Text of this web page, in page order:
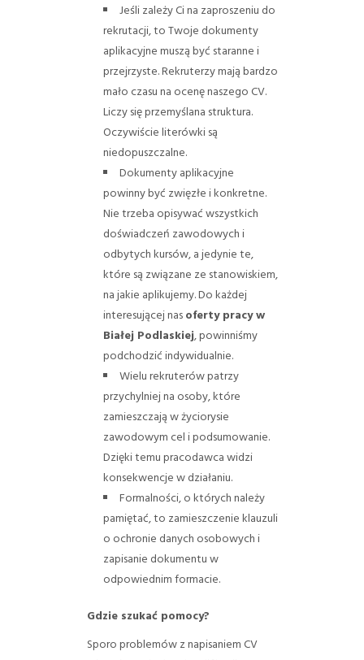
Jeśli zależy Ci na zaproszeniu do
rekrutacji, to Twoje dokumenty
aplikacyjne muszą być staranne i
przejrzyste. Rekruterzy mają bardzo
mało czasu na ocenę naszego CV.
Liczy się przemyślana struktura.
Oczywiście literówki są
niedopuszczalne.
Dokumenty aplikacyjne
powinny być zwięzłe i konkretne.
Nie trzeba opisywać wszystkich
doświadczeń zawodowych i
odbytych kursów, a jedynie te,
które są związane ze stanowiskiem,
na jakie aplikujemy. Do każdej
interesującej nasoferty pracy w
Białej Podlaskiej, powinniśmy
podchodzić indywidualnie.
Wielu rekruterów patrzy
przychylniej na osoby, które
zamieszczają w życiorysie
zawodowym cel i podsumowanie.
Dzięki temu pracodawca widzi
konsekwencje w działaniu.
Formalności, o których należy
pamiętać, to zamieszczenie klauzuli
o ochronie danych osobowych i
zapisanie dokumentu w
odpowiednim formacie.
Gdzie szukać pomocy?
Sporo problemów z napisaniem CV